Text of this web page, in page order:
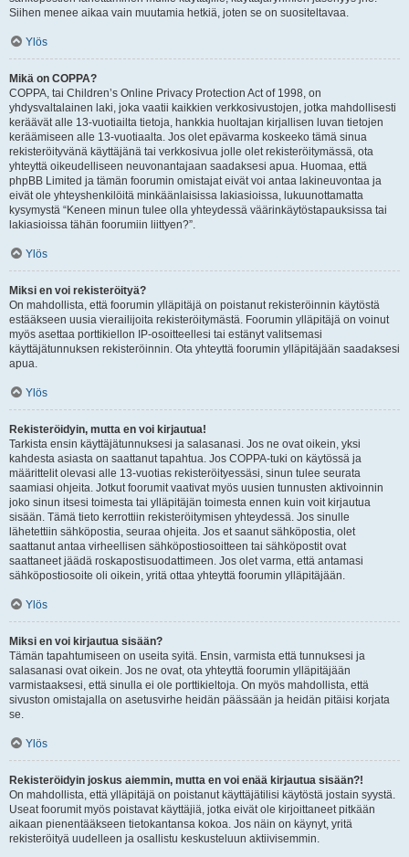
Siihen menee aikaa vain muutamia hetkiä, joten se on suositeltavaa.
Ylös
Mikä on COPPA?
COPPA, tai Children’s Online Privacy Protection Act of 1998, on
yhdysvaltalainen laki, joka vaatii kaikkien verkkosivustojen, jotka mahdollisesti
keräävät alle 13-vuotiailta tietoja, hankkia huoltajan kirjallisen luvan tietojen
keräämiseen alle 13-vuotiaalta. Jos olet epävarma koskeeko tämä sinua
rekisteröityvänä käyttäjänä tai verkkosivua jolle olet rekisteröitymässä, ota
yhteyttä oikeudelliseen neuvonantajaan saadaksesi apua. Huomaa, että
phpBB Limited ja tämän foorumin omistajat eivät voi antaa lakineuvontaa ja
eivät ole yhteyshenkilöitä minkäänlaisissa lakiasioissa, lukuunottamatta
kysymystä “Keneen minun tulee olla yhteydessä väärinkäytöstapauksissa tai
lakiasioissa tähän foorumiin liittyen?”.
Ylös
Miksi en voi rekisteröityä?
On mahdollista, että foorumin ylläpitäjä on poistanut rekisteröinnin käytöstä
estääkseen uusia vierailijoita rekisteröitymästä. Foorumin ylläpitäjä on voinut
myös asettaa porttikiellon IP-osoitteellesi tai estänyt valitsemasi
käyttäjätunnuksen rekisteröinnin. Ota yhteyttä foorumin ylläpitäjään saadaksesi
apua.
Ylös
Rekisteröidyin, mutta en voi kirjautua!
Tarkista ensin käyttäjätunnuksesi ja salasanasi. Jos ne ovat oikein, yksi
kahdesta asiasta on saattanut tapahtua. Jos COPPA-tuki on käytössä ja
määrittelit olevasi alle 13-vuotias rekisteröityessäsi, sinun tulee seurata
saamiasi ohjeita. Jotkut foorumit vaativat myös uusien tunnusten aktivoinnin
joko sinun itsesi toimesta tai ylläpitäjän toimesta ennen kuin voit kirjautua
sisään. Tämä tieto kerrottiin rekisteröitymisen yhteydessä. Jos sinulle
lähetettiin sähköpostia, seuraa ohjeita. Jos et saanut sähköpostia, olet
saattanut antaa virheellisen sähköpostiosoitteen tai sähköpostit ovat
saattaneet jäädä roskapostisuodattimeen. Jos olet varma, että antamasi
sähköpostiosoite oli oikein, yritä ottaa yhteyttä foorumin ylläpitäjään.
Ylös
Miksi en voi kirjautua sisään?
Tämän tapahtumiseen on useita syitä. Ensin, varmista että tunnuksesi ja
salasanasi ovat oikein. Jos ne ovat, ota yhteyttä foorumin ylläpitäjään
varmistaaksesi, että sinulla ei ole porttikieltoja. On myös mahdollista, että
sivuston omistajalla on asetusvirhe heidän päässään ja heidän pitäisi korjata
se.
Ylös
Rekisteröidyin joskus aiemmin, mutta en voi enää kirjautua sisään?!
On mahdollista, että ylläpitäjä on poistanut käyttäjätilisi käytöstä jostain syystä.
Useat foorumit myös poistavat käyttäjiä, jotka eivät ole kirjoittaneet pitkään
aikaan pienentääkseen tietokantansa kokoa. Jos näin on käynyt, yritä
rekisteröityä uudelleen ja osallistu keskusteluun aktiivisemmin.